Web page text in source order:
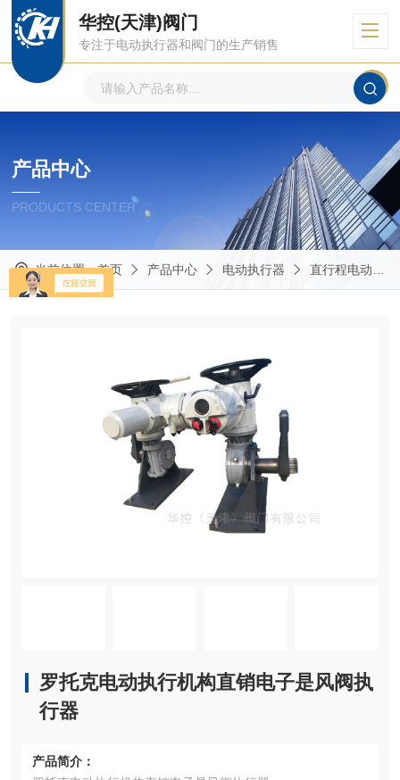
华控(天津)阀门
专注于电动执行器和阀门的生产销售
产品中心
PRODUCTS CENTER
当前位置：首页 产品中心 电动执行器 直行程电动执行器
罗托克电动执行机构直销电子是风阀执
行器
产品简介：